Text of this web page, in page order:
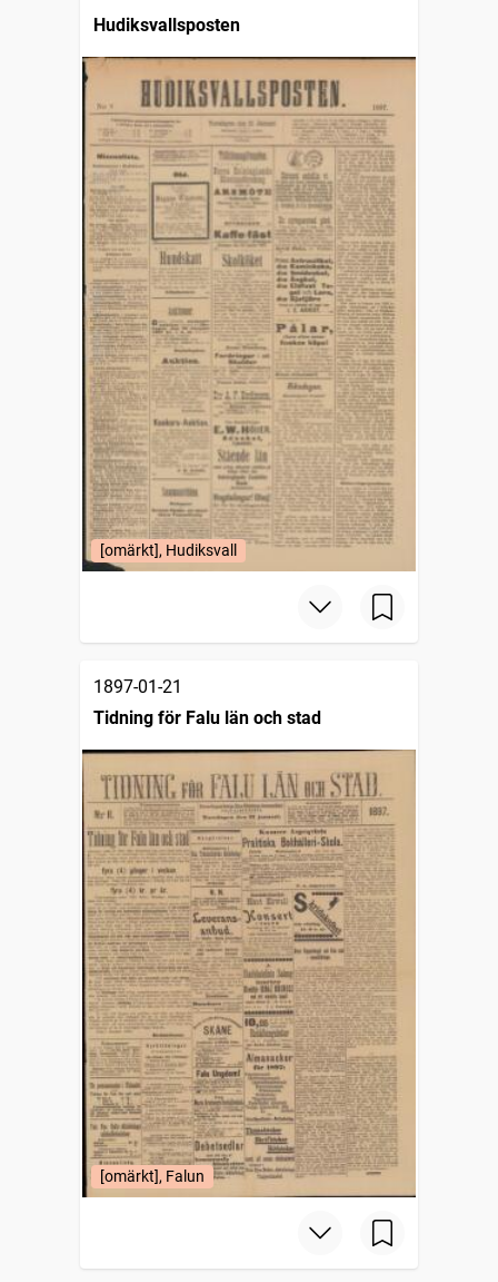
Hudiksvallsposten
[omärkt], Hudiksvall
1897-01-21
Tidning för Falu län och stad
[omärkt], Falun